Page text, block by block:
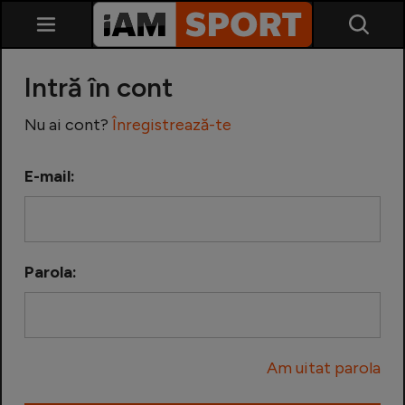
Echipa Națională
Intră în cont
Nu ai cont? Înregistrează-te
E-mail:
Parola:
Am uitat parola